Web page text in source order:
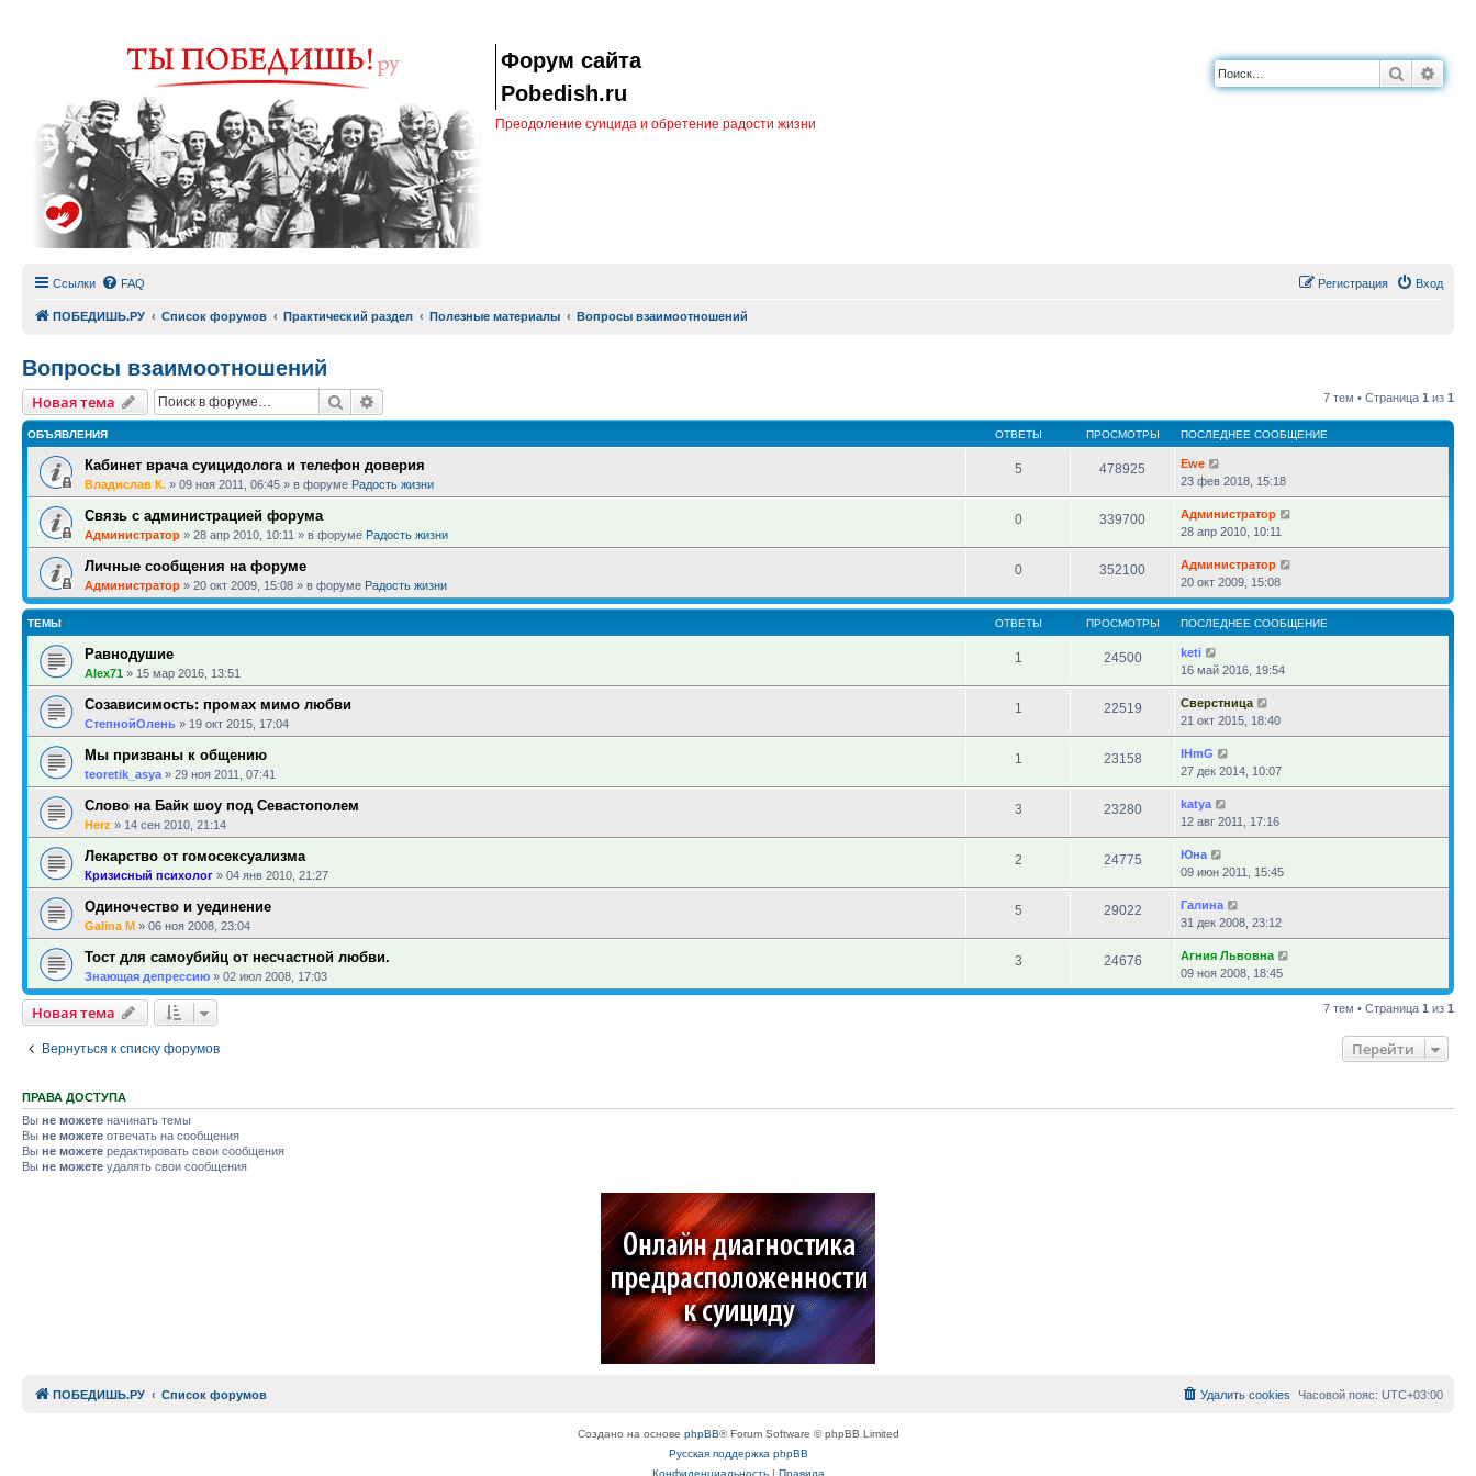
Форум сайта
Pobedish.ru
Преодоление суицида и обретение радости жизни
Поиск
Ссылки FAQ Вход
Регистрация
ПОБЕДИШЬ.РУ Список форумов Практический раздел Полезные материалы Вопросы взаимоотношений
Вопросы взаимоотношений
Новая тема Поиск 7 тем • Страница 1 из 1
ОБЪЯВЛЕНИЯ ОТВЕТЫ ПРОСМОТРЫ ПОСЛЕДНЕЕ СООБЩЕНИЕ
Кабинет врача суицидолога и телефон доверия
Владислав К. » 09 ноя 2011, 06:45 » в форуме Радость жизни
5 478925
Ewe
23 фев 2018, 15:18
Связь с администрацией форума
Администратор » 28 апр 2010, 10:11 » в форуме Радость жизни
0 339700
Администратор
28 апр 2010, 10:11
Личные сообщения на форуме
Администратор » 20 окт 2009, 15:08 » в форуме Радость жизни
0 352100
Администратор
20 окт 2009, 15:08
ТЕМЫ ОТВЕТЫ ПРОСМОТРЫ ПОСЛЕДНЕЕ СООБЩЕНИЕ
Равнодушие
Alex71 » 15 мар 2016, 13:51
1 24500
keti
16 май 2016, 19:54
Созависимость: промах мимо любви
СтепнойОлень » 19 окт 2015, 17:04
1 22519
Сверстница
21 окт 2015, 18:40
Мы призваны к общению
teoretik_asya » 29 ноя 2011, 07:41
1 23158
IHmG
27 дек 2014, 10:07
Слово на Байк шоу под Севастополем
Herz » 14 сен 2010, 21:14
3 23280
katya
12 авг 2011, 17:16
Лекарство от гомосексуализма
Кризисный психолог » 04 янв 2010, 21:27
2 24775
Юна
09 июн 2011, 15:45
Одиночество и уединение
Galina M » 06 ноя 2008, 23:04
5 29022
Галина
31 дек 2008, 23:12
Тост для самоубийц от несчастной любви.
Знающая депрессию » 02 июл 2008, 17:03
3 24676
Агния Львовна
09 ноя 2008, 18:45
Новая тема 7 тем • Страница 1 из 1
Вернуться к списку форумов Перейти
ПРАВА ДОСТУПА
Вы не можете начинать темы
Вы не можете отвечать на сообщения
Вы не можете редактировать свои сообщения
Вы не можете удалять свои сообщения
ПОБЕДИШЬ.РУ Список форумов Часовой пояс: UTC+03:00
Удалить cookies
Создано на основе phpBB® Forum Software © phpBB Limited
Русская поддержка phpBB
Конфиденциальность| Правила